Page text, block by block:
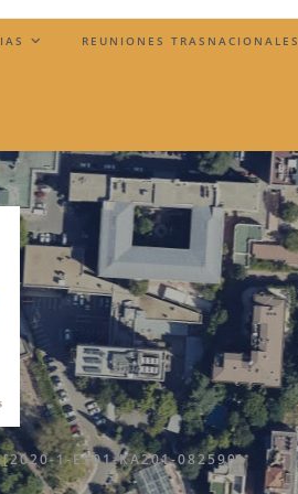
REUNIONES TRASNACIONALES
[2020-1-ES01-KA201-082590]